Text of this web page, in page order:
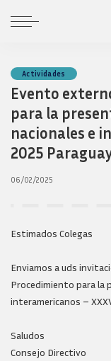
Actividades
Evento
para la
nacionales e
2025
06/02/2025
Estimados Colegas
Enviamos a uds
Procedimiento para la
interamericanos –
Saludos
Consejo Directivo